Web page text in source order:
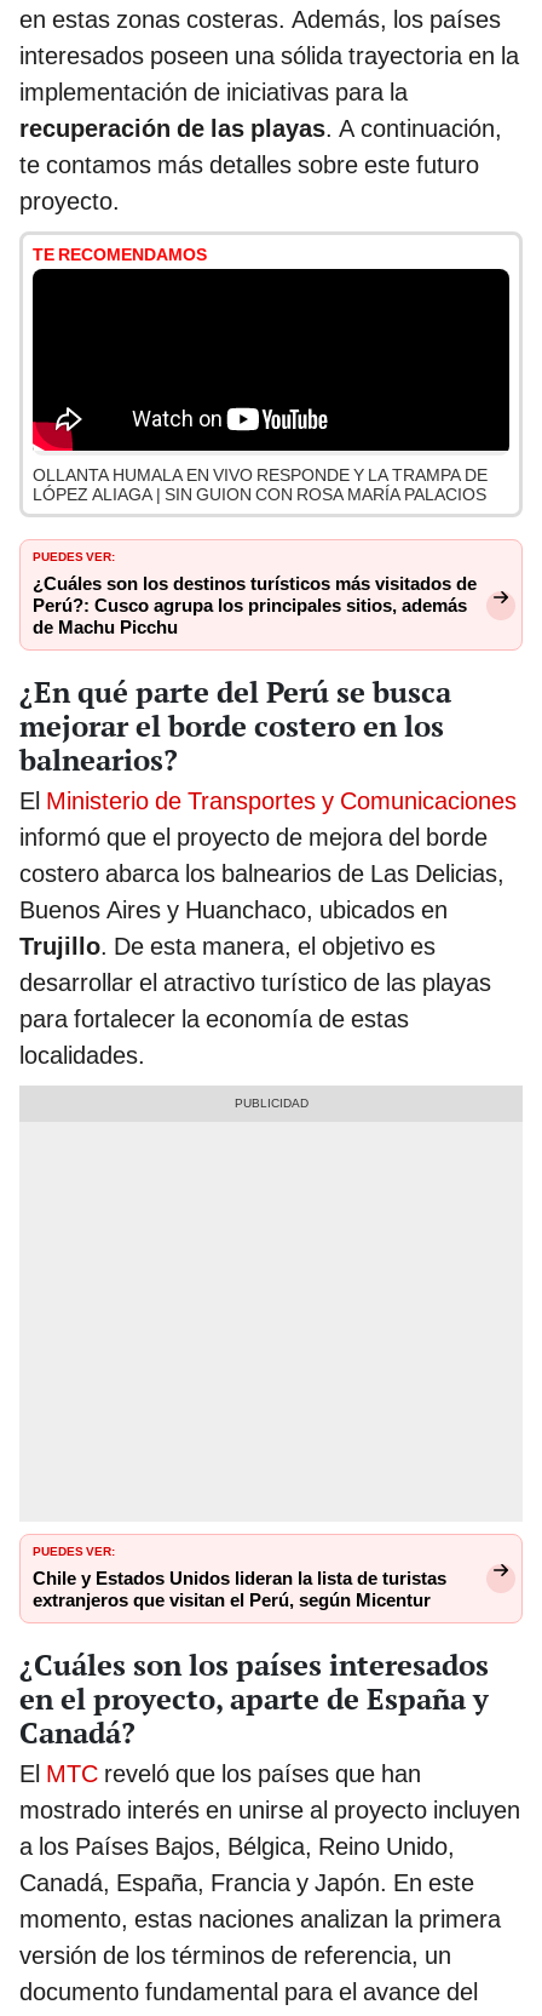
en estas zonas costeras. Además, los países
interesados poseen una sólida trayectoria en la
implementación de iniciativas para la
recuperación de las playas. A continuación,
te contamos más detalles sobre este futuro
proyecto.
TE RECOMENDAMOS
OLLANTA HUMALA EN VIVO RESPONDE Y LA TRAMPA DE
LÓPEZ ALIAGA | SIN GUION CON ROSA MARÍA PALACIOS
PUEDES VER:
¿Cuáles son los destinos turísticos más visitados de
Perú?: Cusco agrupa los principales sitios, además
de Machu Picchu
¿En qué parte del Perú se busca
mejorar el borde costero en los
balnearios?
El Ministerio de Transportes y Comunicaciones
informó que el proyecto de mejora del borde
costero abarca los balnearios de Las Delicias,
Buenos Aires y Huanchaco, ubicados en
Trujillo. De esta manera, el objetivo es
desarrollar el atractivo turístico de las playas
para fortalecer la economía de estas
localidades.
PUEDES VER:
Chile y Estados Unidos lideran la lista de turistas
extranjeros que visitan el Perú, según Micentur
¿Cuáles son los países interesados
en el proyecto, aparte de España y
Canadá?
El MTC reveló que los países que han
mostrado interés en unirse al proyecto incluyen
a los Países Bajos, Bélgica, Reino Unido,
Canadá, España, Francia y Japón. En este
momento, estas naciones analizan la primera
versión de los términos de referencia, un
documento fundamental para el avance del